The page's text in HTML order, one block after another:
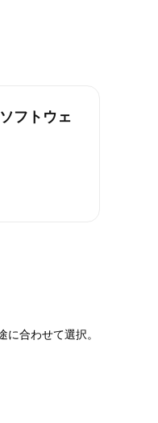
フトウェ
合わせて選択。